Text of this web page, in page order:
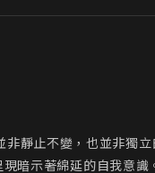
靜止不變，也並非獨立
暗示著綿延的自我意識